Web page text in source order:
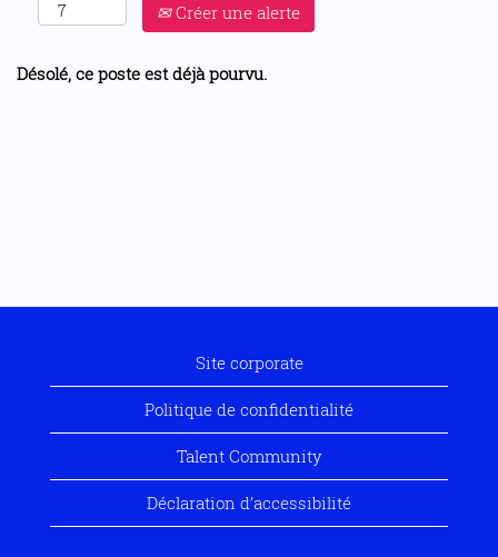
Créer une alerte
Désolé, ce poste est déjà pourvu.
Site corporate
Politique de confidentialité
Talent Community
Déclaration d’accessibilité